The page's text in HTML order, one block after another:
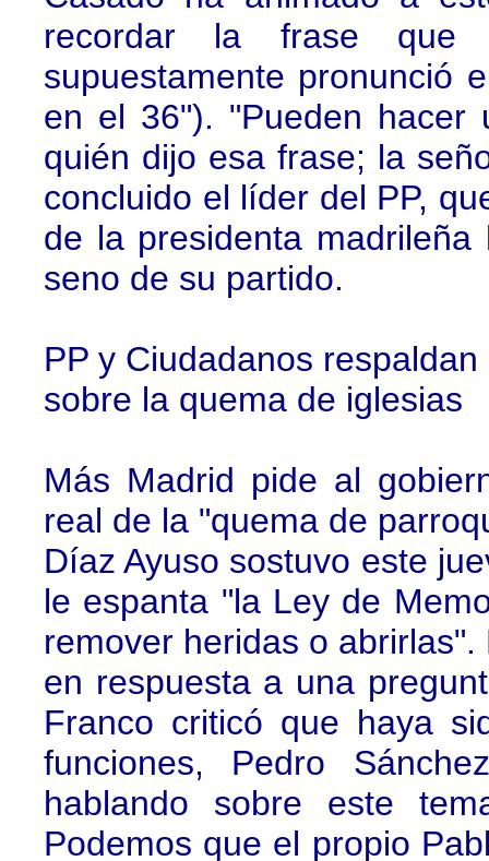
recordar la frase que
supuestamente pronunció
en el 36"). "Pueden hacer
quién dijo esa frase; la
concluido el líder del PP,
de la presidenta
seno de su partido.
PP y Ciudadanos
sobre la quema de iglesias
Más Madrid pide al
real de la "quema de
Díaz Ayuso sostuvo este
le espanta "la Ley de
remover heridas o
en respuesta a una
Franco criticó que haya
funciones, Pedro
hablando sobre este
Podemos que el propio